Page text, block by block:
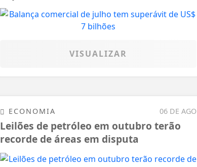
VISUALIZAR
06 DE AGO
ECONOMIA
Leilões de petróleo em outubro terão
recorde de áreas em disputa